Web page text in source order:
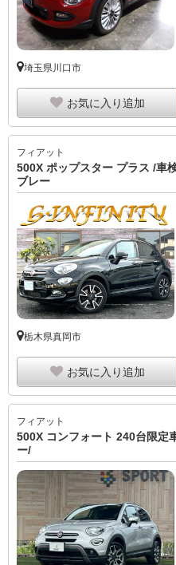
埼玉県川口市
お気に入り追加
フィアット
500X ポップスター プラス /車
ブレー
栃木県真岡市
お気に入り追加
フィアット
500X コンフォート 240台限定
ー/